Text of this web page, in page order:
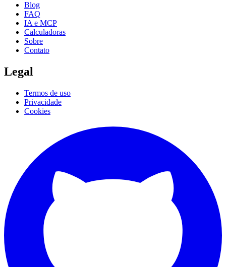
Blog
FAQ
IA e MCP
Calculadoras
Sobre
Contato
Legal
Termos de uso
Privacidade
Cookies